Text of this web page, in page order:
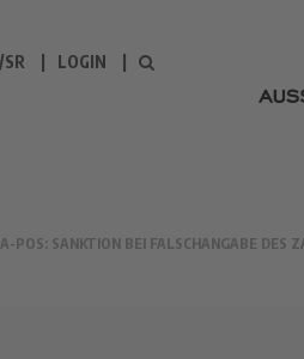
LOGIN
POS: SANKTION BEI FALSCHANGABE DES